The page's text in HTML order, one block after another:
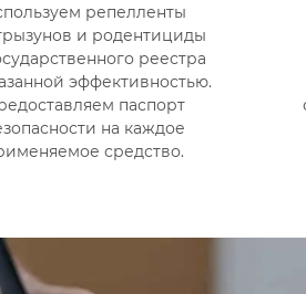
репелленты
и родентициды
реестра
эффективностью.
паспорт
на каждое
средство.